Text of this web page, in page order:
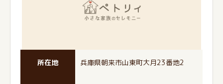
所在地 兵庫県朝来市山東町大月23番地2